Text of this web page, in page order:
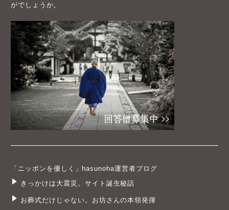
がでしょうか。
「ニッポンを優しく」hasunoha運営者ブログ
きっかけは大震災。サイト誕生秘話
お葬式だけじゃない。お坊さんの本領発揮